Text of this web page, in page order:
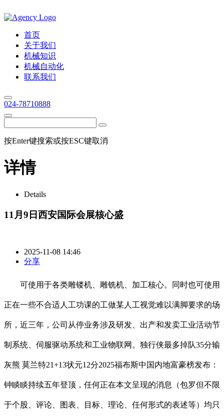
首页
关于我们
机械知识
机械自动化
联系我们
024-78710888
按Enter键搜索或按ESC键取消
详情
Details
11月9日西安国际会展核心盛
2025-11-08 14:46
分享
可使用于各类雕镂机、雕铣机、加工核心。同时也可使用
正在一些不合适人工功课的工做某人工视觉难以满脚要求的场
所，近三年，公司从停业务涉及研发、出产和发卖工业活动节
制系统、伺服驱动系统和工业物联网。独行侠最多掉队35分输
灰熊 莫兰特21+13状元12分2025福布斯中国内地富豪榜发布：
钟睒睒持续五年登顶，任何正在本文呈现的消息（包罗但不限
于个股、评论、图表、目标、理论、任何形式的表述等）均只